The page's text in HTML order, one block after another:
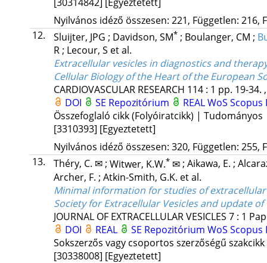
Nyilvános idéző összesen: 221, Független: 216,
12.
Sluijter, JPG ; Davidson, SM* ; Boulanger, CM ;
R; Lecour, S et al.
Extracellular vesicles in diagnostics and
Cellular Biology of the Heart of the European
CARDIOVASCULAR RESEARCH 114: 1 pp. 19-34.
DOI
SE Repozitórium REALWoS Scopus
Összefoglaló cikk (Folyóiratcikk) | Tudományos
[3310393] [Egyeztetett]
Nyilvános idéző összesen: 320, Független: 255,
13.
Théry, C. ✉; Witwer, K.W.*✉; Aikawa, E. ;
Archer, F. ; Atkin-Smith, G.K. et al.
Minimal information for studies of
Society for Extracellular Vesicles and update of
JOURNAL OF EXTRACELLULAR VESICLES 7: 1
DOI
REAL SE Repozitórium WoS Scopus
Sokszerzős vagy csoportos szerzőségű
[30338008] [Egyeztetett]